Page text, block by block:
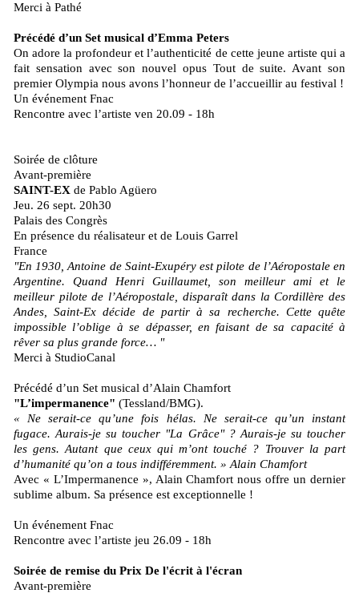
Merci à Pathé
Précédé d’un Set musical d’Emma Peters
On adore la profondeur et l’authenticité de cette jeune artiste qui a
fait sensation avec son nouvel opus Tout de suite. Avant son
premier Olympia nous avons l’honneur de l’accueillir au festival !
Un événement Fnac
Rencontre avec l’artiste ven 20.09 - 18h
Soirée de clôture
Avant-première
SAINT-EX de Pablo Agüero
­Jeu. 26 sept. 20h30
Palais des Congrès
En présence du réalisateur et de Louis Garrel
France
"En 1930, Antoine de Saint-Exupéry est pilote de l’Aéropostale en
Argentine. Quand Henri Guillaumet, son meilleur ami et le
meilleur pilote de l’Aéropostale, disparaît dans la Cordillère des
Andes, Saint-Ex décide de partir à sa recherche. Cette quête
impossible l’oblige à se dépasser, en faisant de sa capacité à
rêver sa plus grande force… "
Merci à StudioCanal
Précédé d’un Set musical d’Alain Chamfort
"L’impermanence" (Tessland/BMG).
« Ne serait-ce qu’une fois hélas. Ne serait-ce qu’un instant
fugace. Aurais-je su toucher "La Grâce" ? Aurais-je su toucher
les gens. Autant que ceux qui m’ont touché ? Trouver la part
d’humanité qu’on a tous indifféremment. » Alain Chamfort
Avec « L’Impermanence », Alain Chamfort nous offre un dernier
sublime album. Sa présence est exceptionnelle !
Un événement Fnac
Rencontre avec l’artiste jeu 26.09 - 18h
Soirée de remise du Prix De l'écrit à l'écran
Avant-première